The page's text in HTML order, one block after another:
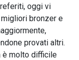
oggi vi
bronzer e
provati altri.
è molto difficile